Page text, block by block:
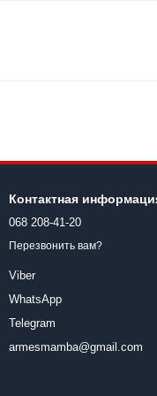
Контактная
068 208-41-20
Перезвонить вам?
Viber
WhatsApp
Telegram
armesmamba@gmail.com